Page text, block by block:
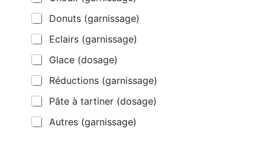
s
à
c
o
c
h
e
r
Donuts (garnissage)
Eclairs (garnissage)
Glace (dosage)
Réductions (garnissage)
Pâte à tartiner (dosage)
Autres (garnissage)